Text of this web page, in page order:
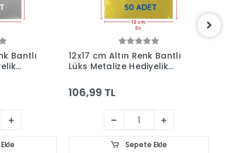
Bantlı
12x17 cm Altın Renk Bantlı
Lüks Metalize Hediyelik
106,99 TL
Sepete Ekle